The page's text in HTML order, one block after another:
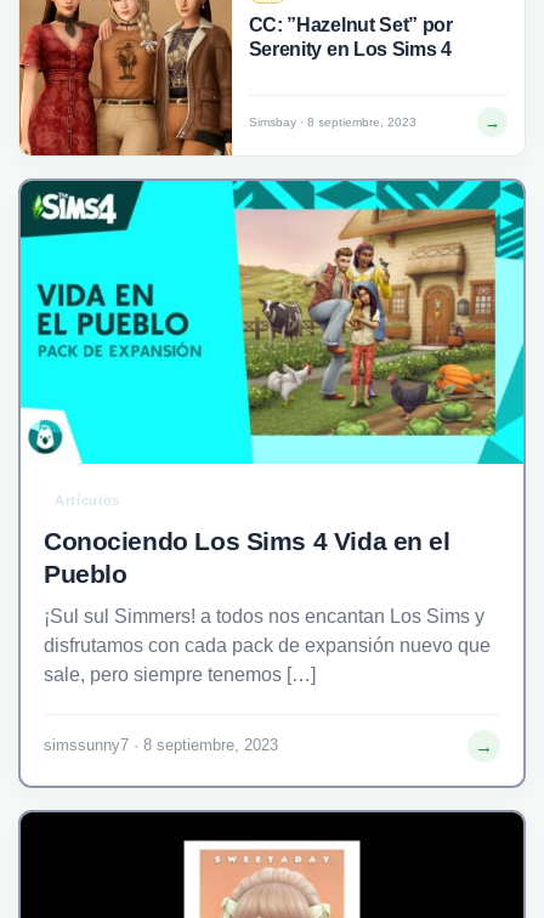
CC: ”Hazelnut Set” por
Serenity en Los Sims 4
Simsbay · 8 septiembre, 2023 →
Artículos
Conociendo Los Sims 4 Vida en el
Pueblo
¡Sul sul Simmers! a todos nos encantan Los Sims y
disfrutamos con cada pack de expansión nuevo que
sale, pero siempre tenemos […]
simssunny7 · 8 septiembre, 2023 →